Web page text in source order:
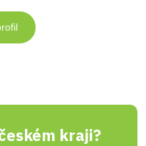
kraji?